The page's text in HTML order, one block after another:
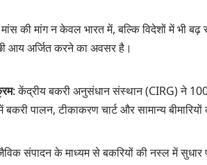
की मांग न केवल भारत में, बल्कि विदेशों में भी
आय अर्जित करने का अवसर है।
: केंद्रीय बकरी अनुसंधान संस्थान (CIRG) ने 100
पालन, टीकाकरण चार्ट और सामान्य
संपादन के माध्यम से बकरियों की नस्ल में